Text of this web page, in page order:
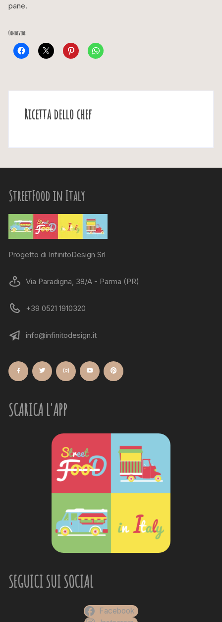
pane.
Condividi:
Ricetta dello chef
StreetFood in Italy
Progetto di InfinitoDesign Srl
Via Paradigna, 38/A - Parma (PR)
+39 0521 1910320
info@infinitodesign.it
SCARICA L'APP
SEGUICI SUI SOCIAL
Facebook